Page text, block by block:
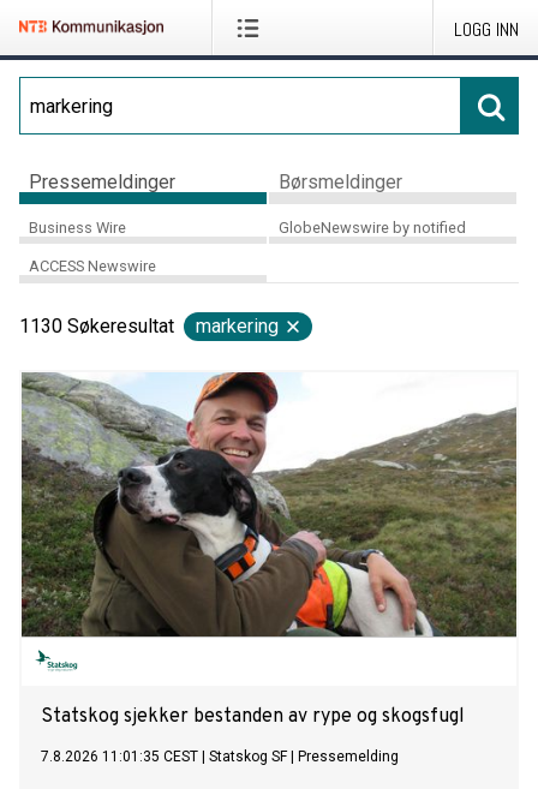
LOGG INN
Pressemeldinger Børsmeldinger
Business Wire GlobeNewswire by notified
ACCESS Newswire
1130 Søkeresultat markering
Statskog sjekker bestanden av rype og skogsfugl
7.8.2026 11:01:35 CEST Statskog SF| Pressemelding